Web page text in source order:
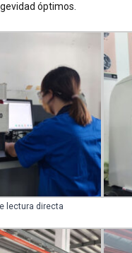
óptimos.
lectura directa